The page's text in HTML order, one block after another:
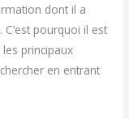
dont il a
pourquoi il est
principaux
en entrant